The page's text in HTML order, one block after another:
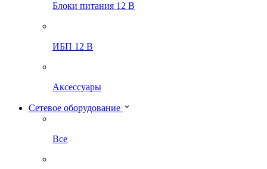
Блоки питания 12 В
ИБП 12 В
Аксессуары
Сетевое оборудование
Все